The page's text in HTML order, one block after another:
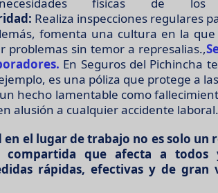
Realiza inspecciones regulares
fomenta una cultura en la que
problemas sin temor a represalias.,
En Seguros del Pichincha
es una póliza que protege a
hecho lamentable como
alusión a cualquier accidente laboral.
en el lugar de trabajo no es solo un
compartida que afecta a
rápidas, efectivas y de gran